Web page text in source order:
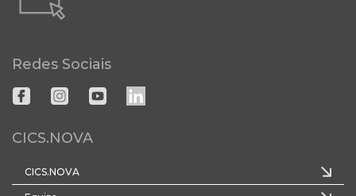
Redes Sociais
CICS.NOVA
CICS.NOVA